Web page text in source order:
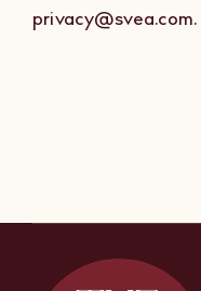
privacy@svea.com.